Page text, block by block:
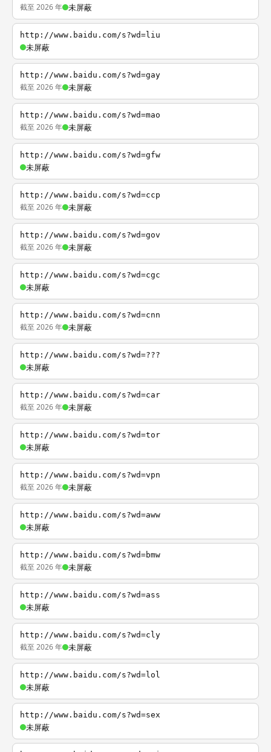
截至 2026 年 未屏蔽
http://www.baidu.com/s?wd=liu
未屏蔽
http://www.baidu.com/s?wd=gay
截至 2026 年 未屏蔽
http://www.baidu.com/s?wd=mao
截至 2026 年 未屏蔽
http://www.baidu.com/s?wd=gfw
未屏蔽
http://www.baidu.com/s?wd=ccp
截至 2026 年 未屏蔽
http://www.baidu.com/s?wd=gov
截至 2026 年 未屏蔽
http://www.baidu.com/s?wd=cgc
未屏蔽
http://www.baidu.com/s?wd=cnn
截至 2026 年 未屏蔽
http://www.baidu.com/s?wd=???
未屏蔽
http://www.baidu.com/s?wd=car
截至 2026 年 未屏蔽
http://www.baidu.com/s?wd=tor
未屏蔽
http://www.baidu.com/s?wd=vpn
截至 2026 年 未屏蔽
http://www.baidu.com/s?wd=aww
未屏蔽
http://www.baidu.com/s?wd=bmw
截至 2026 年 未屏蔽
http://www.baidu.com/s?wd=ass
未屏蔽
http://www.baidu.com/s?wd=cly
截至 2026 年 未屏蔽
http://www.baidu.com/s?wd=lol
未屏蔽
http://www.baidu.com/s?wd=sex
未屏蔽